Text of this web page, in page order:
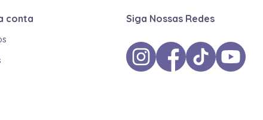
conta Siga Nossas Redes